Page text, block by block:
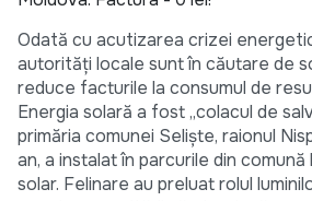
Odată cu acutizarea crizei
autorități locale sunt în căutare de
reduce facturile la consumul de
Energia solară a fost „colacul de
primăria comunei Seliște, raionul
an, a instalat în parcurile din comună
solar. Felinare au preluat rolul